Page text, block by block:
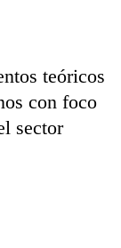
teóricos
con foco
sector